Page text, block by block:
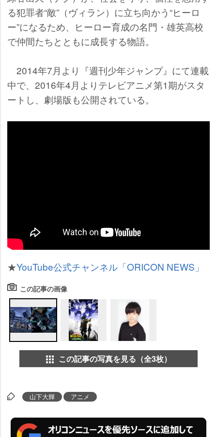
る犯罪者“敵”（ヴィラン）に立ち向かう“ヒーロ
ー”になるため、ヒーロー育成の名門・雄英高校
で仲間たちとともに成長する物語。
2014年7月より『週刊少年ジャンプ』にて連載
中で、2016年4月よりテレビアニメ第1期がスタ
ートし、劇場版も公開されている。
★YouTube公式チャンネル「ORICON NEWS」
この記事の画像
この記事の写真を見る（全3枚）
山下大輝 アニメ